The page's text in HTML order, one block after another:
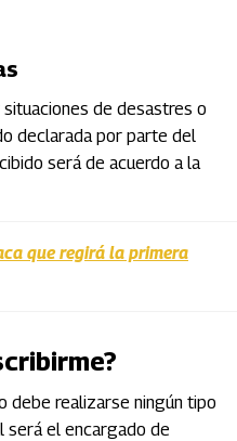
de desastres o
declarada por parte del
será de acuerdo a la
que regirá la primera
debe realizarse ningún tipo
será el encargado de